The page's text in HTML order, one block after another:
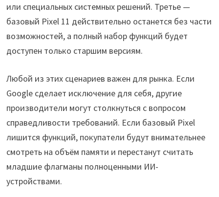
или специальных системных решений. Третье —
базовый Pixel 11 действительно останется без части
возможностей, а полный набор функций будет
доступен только старшим версиям.
Любой из этих сценариев важен для рынка. Если
Google сделает исключение для себя, другие
производители могут столкнуться с вопросом
справедливости требований. Если базовый Pixel
лишится функций, покупатели будут внимательнее
смотреть на объём памяти и перестанут считать
младшие флагманы полноценными ИИ-
устройствами.